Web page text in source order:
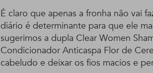
É claro que apenas a fronha não vai
diário é determinante para que ele
sugerimos a dupla Clear Women
Condicionador Anticaspa Flor de
cabeludo e deixar os fios macios e